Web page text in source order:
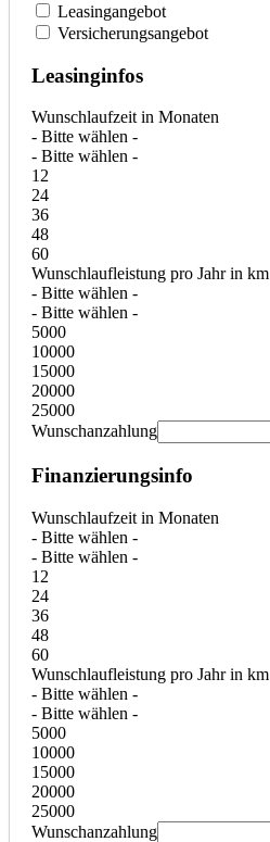
Leasingangebot
Versicherungsangebot
Leasinginfos
Wunschlaufzeit in Monaten
- Bitte wählen -
- Bitte wählen -
12
24
36
48
60
Wunschlaufleistung pro Jahr in km
- Bitte wählen -
- Bitte wählen -
5000
10000
15000
20000
25000
Wunschanzahlung
Finanzierungsinfo
Wunschlaufzeit in Monaten
- Bitte wählen -
- Bitte wählen -
12
24
36
48
60
Wunschlaufleistung pro Jahr in km
- Bitte wählen -
- Bitte wählen -
5000
10000
15000
20000
25000
Wunschanzahlung